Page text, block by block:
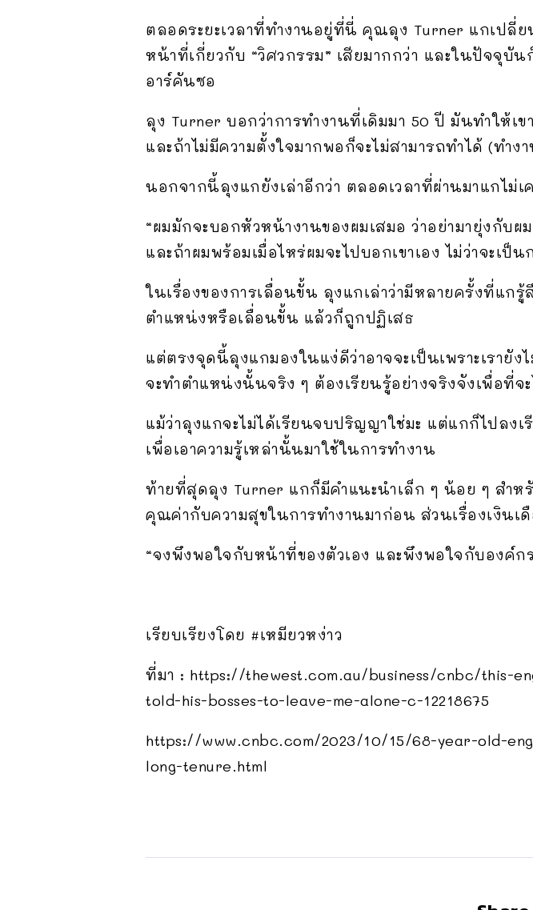
ตลอดระยะเวลาที่ทำงานอยู่ที่นี่ คุณลุง Turner แกเป
หน้าที่เกี่ยวกับ “วิศวกรรม” เสียมากกว่า และในปัจจุ
อาร์คันซอ
ลุง Turner บอกว่าการทำงานที่เดิมมา 50 ปี มันทำให้เ
และถ้าไม่มีความตั้งใจมากพอก็จะไม่สามารถทำได้ (ทำง
นอกจากนี้ลุงแกยังเล่าอีกว่า ตลอดเวลาที่ผ่านมาแกไม่
“ผมมักจะบอกหัวหน้างานของผมเสมอ ว่าอย่ามายุ่งกับ
และถ้าผมพร้อมเมื่อไหร่ผมจะไปบอกเขาเอง ไม่ว่าจะเ
ในเรื่องของการเลื่อนขั้น ลุงแกเล่าว่ามีหลายครั้งที่แก
ตำแหน่งหรือเลื่อนขั้น แล้วก็ถูกปฏิเสธ
แต่ตรงจุดนี้ลุงแกมองในแง่ดีว่าอาจจะเป็นเพราะเรา
จะทำตำแหน่งนั้นจริง ๆ ต้องเรียนรู้อย่างจริงจังเพื่อที่จ
แม้ว่าลุงแกจะไม่ได้เรียนจบปริญญาใช่มะ แต่แกก็ไปลง
เพื่อเอาความรู้เหล่านั้นมาใช้ในการทำงาน
ท้ายที่สุดลุง Turner แกก็มีคำแนะนำเล็ก ๆ น้อย ๆ สำ
คุณค่ากับความสุขในการทำงานมาก่อน ส่วนเรื่องเงินเ
“จงพึงพอใจกับหน้าที่ของตัวเอง และพึงพอใจกับองค์ก
เรียบเรียงโดย #เหมียวหง่าว
ที่มา : https://thewest.com.au/business/cnbc/this-
told-his-bosses-to-leave-me-alone-c-12218675
https://www.cnbc.com/2023/10/15/68-year-old-
long-tenure.html